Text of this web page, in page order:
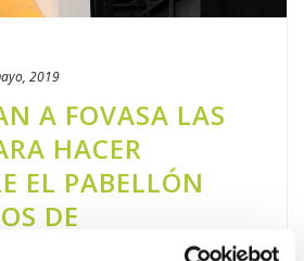
2019
A FOVASA LAS
HACER
EL PABELLÓN
DE